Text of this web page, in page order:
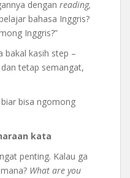
dengan reading,
bahasa Inggris?
Inggris?”
bakal kasih step –
tetap semangat,
bisa ngomong
kata
penting. Kalau ga
What are you